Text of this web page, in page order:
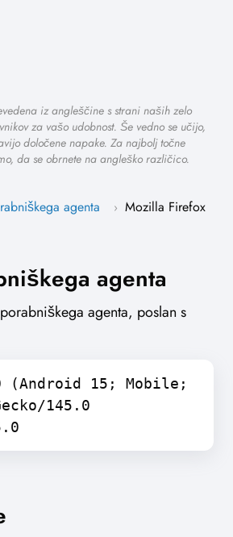
iz angleščine s strani naših zelo
za vašo udobnost. Še vedno se učijo,
določene napake. Za najbolj točne
da se obrnete na angleško različico.
agenta › Mozilla Firefox
agenta
agenta, poslan s
(Android 15; Mobile;
145.0